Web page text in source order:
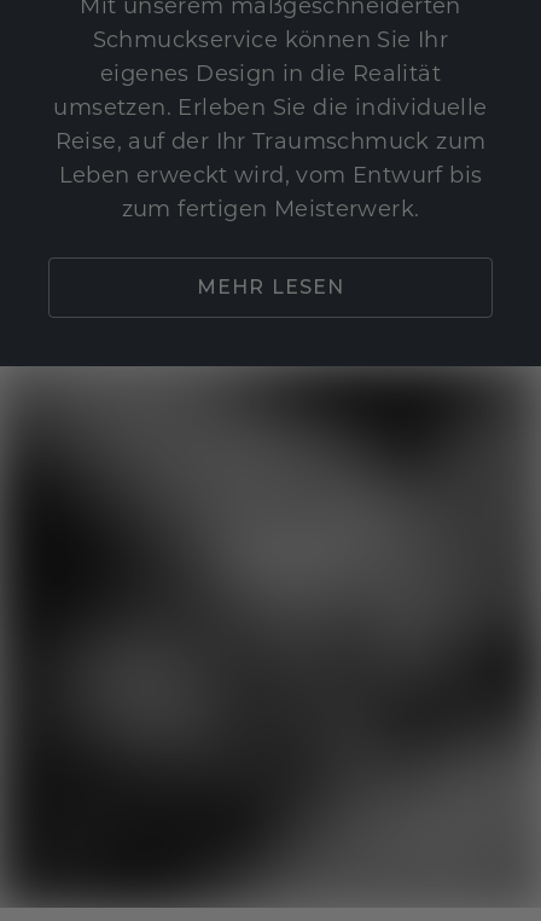
Mit unserem maßgeschneiderten
Schmuckservice können Sie Ihr
eigenes Design in die Realität
umsetzen. Erleben Sie die individuelle
Reise, auf der Ihr Traumschmuck zum
Leben erweckt wird, vom Entwurf bis
zum fertigen Meisterwerk.
MEHR LESEN